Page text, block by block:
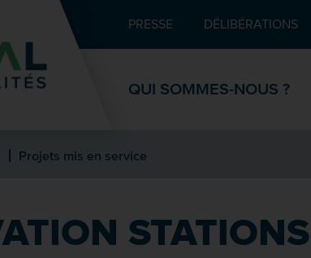
Recherche Pied de page
PRESSE DÉLIBÉRATIONS
QUI SOMMES-NOUS ?
Projets mis en service